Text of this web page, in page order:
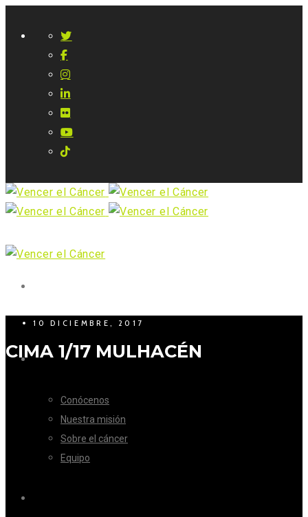
LA FUNDACIÓN
Conócenos
Nuestra misión
Sobre el cáncer
Equipo
10 DICIEMBRE, 2017
CIMA 1/17 MULHACÉN